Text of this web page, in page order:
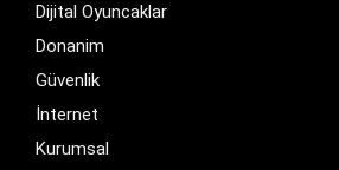
Dijital Oyuncaklar
Donanim
Güvenlik
İnternet
Kurumsal